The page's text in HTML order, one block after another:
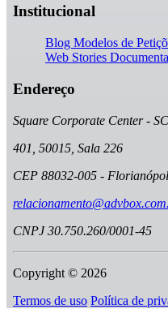
Institucional
Blog Modelos de
Web Stories
Endereço
Square Corporate Center - SC
401, 50015, Sala 226
CEP 88032-005 -
CNPJ 30.750.260/0001-45
Copyright © 2026
Termos de uso Política de